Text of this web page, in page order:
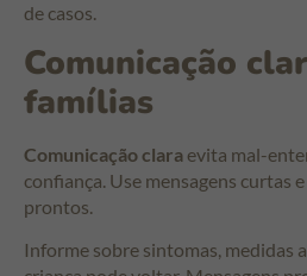
de casos.
Comunicação
famílias
Comunicação clara evita mal-
confiança. Use mensagens curtas
prontos.
Informe sobre sintomas, medidas